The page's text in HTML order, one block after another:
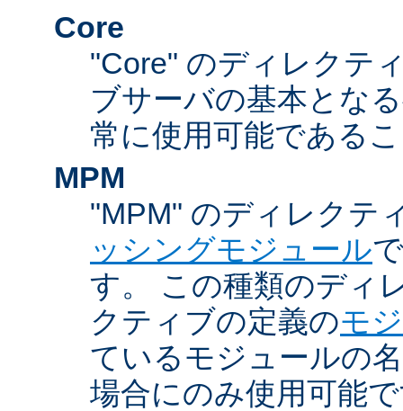
Core
"Core" のディレクテ
ブサーバの基本とな
常に使用可能である
MPM
"MPM" のディレクテ
ッシングモジュール
す。 この種類のディ
クティブの定義のモ
ているモジュールの
場合にのみ使用可能